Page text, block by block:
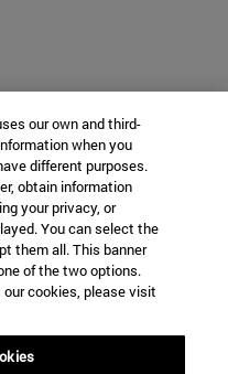
our own and third-
when you
different purposes.
obtain information
your privacy, or
You can select the
them all. This banner
of the two options.
cookies, please visit